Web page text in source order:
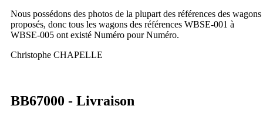
Nous possédons des photos de la plupart des références des wagons
proposés, donc tous les wagons des références WBSE-001 à
WBSE-005 ont existé Numéro pour Numéro.
Christophe CHAPELLE
BB67000 - Livraison